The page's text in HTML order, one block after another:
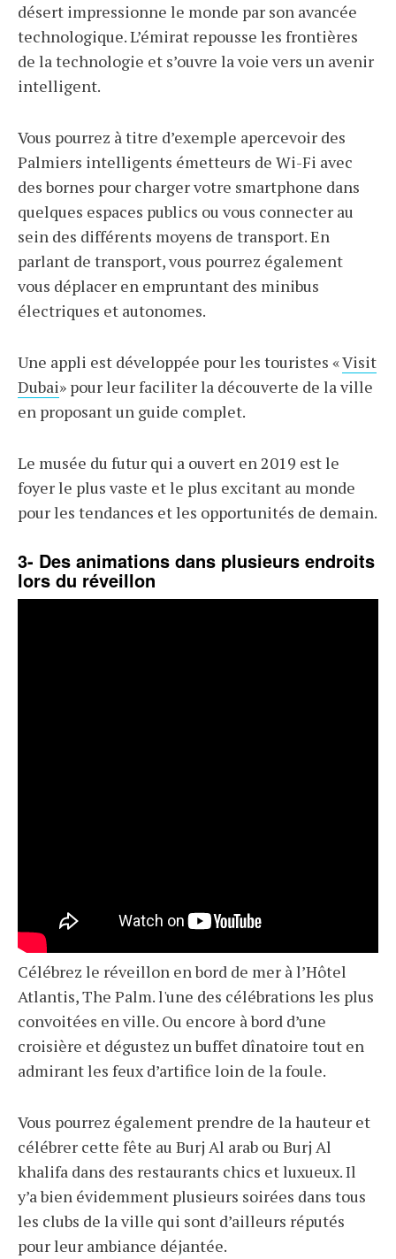
désert impressionne le monde par son avancée
technologique. L’émirat repousse les frontières
de la technologie et s’ouvre la voie vers un avenir
intelligent.
Vous pourrez à titre d’exemple apercevoir des
Palmiers intelligents émetteurs de Wi-Fi avec
des bornes pour charger votre smartphone dans
quelques espaces publics ou vous connecter au
sein des différents moyens de transport. En
parlant de transport, vous pourrez également
vous déplacer en empruntant des minibus
électriques et autonomes.
Une appli est développée pour les touristes «Visit
Dubai» pour leur faciliter la découverte de la ville
en proposant un guide complet.
Le musée du futur qui a ouvert en 2019 est le
foyer le plus vaste et le plus excitant au monde
pour les tendances et les opportunités de demain.
3- Des animations dans plusieurs endroits
lors du réveillon
Célébrez le réveillon en bord de mer à l’Hôtel
Atlantis, The Palm. l'une des célébrations les plus
convoitées en ville. Ou encore à bord d’une
croisière et dégustez un buffet dînatoire tout en
admirant les feux d’artifice loin de la foule.
Vous pourrez également prendre de la hauteur et
célébrer cette fête au Burj Al arab ou Burj Al
khalifa dans des restaurants chics et luxueux. Il
y’a bien évidemment plusieurs soirées dans tous
les clubs de la ville qui sont d’ailleurs réputés
pour leur ambiance déjantée.